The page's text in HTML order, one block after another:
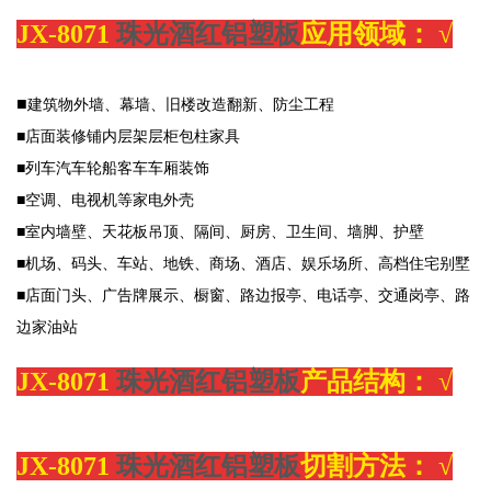
JX-8071 珠光酒红铝塑板应用领域： √
■建筑物外墙、幕墙、旧楼改造翻新、防尘工程
■店面装修铺内层架层柜包柱家具
■列车汽车轮船客车车厢装饰
■空调、电视机等家电外壳
■室内墙壁、天花板吊顶、隔间、厨房、卫生间、墙脚、护壁
■机场、码头、车站、地铁、商场、酒店、娱乐场所、高档住宅别墅
■店面门头、广告牌展示、橱窗、路边报亭、电话亭、交通岗亭、路
边家油站
JX-8071 珠光酒红铝塑板产品结构： √
JX-8071 珠光酒红铝塑板切割方法： √